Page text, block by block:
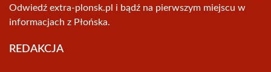
Odwiedź extra-plonsk.pl i bądź na pierwszym miejscu w
informacjach z Płońska.
REDAKCJA